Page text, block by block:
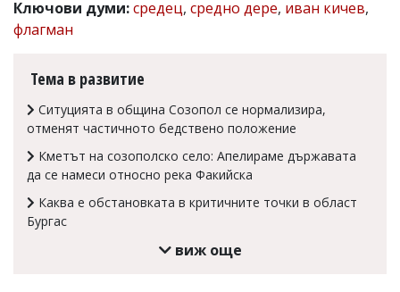
се
въвеждат
носи
откриете
обиден
Ключови думи:средец, средно дере, иван кичев,
флагман
Тема в развитие
Ситуцията в община Созопол се нормализира,
отменят частичното бедствено положение
Кметът на созополско село: Апелираме държавата
да се намеси относно река Факийска
Каква е обстановката в критичните точки в област
Бургас
виж още